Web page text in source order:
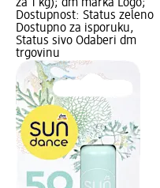
za 1 kg); dm marka Logo;
Dostupnost: Status zeleno
Dostupno za isporuku,
Status sivo Odaberi dm
trgovinu